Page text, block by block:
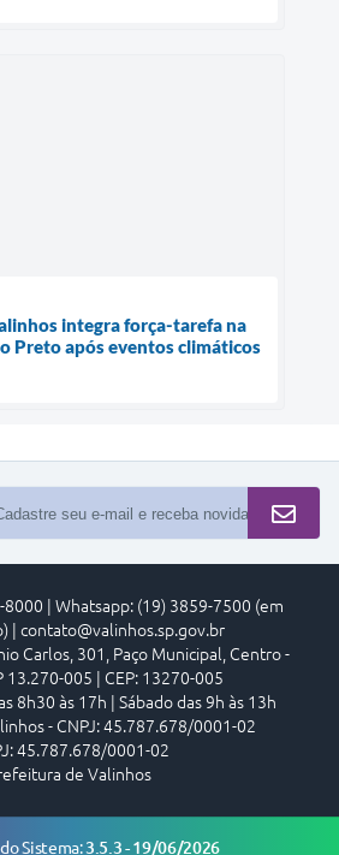
integra força-tarefa na
Preto após eventos climáticos
| Whatsapp: (19) 3859-7500 (em
| contato@valinhos.sp.gov.br
Carlos, 301, Paço Municipal, Centro -
13.270-005 | CEP: 13270-005
8h30 às 17h | Sábado das 9h às 13h
- CNPJ: 45.787.678/0001-02
45.787.678/0001-02
de Valinhos
Sistema:3.5.3 - 19/06/2026